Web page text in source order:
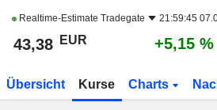
Realtime-Estimate Tradegate 21:59:45
43,38 EUR +5,15 %
Übersicht Kurse Charts